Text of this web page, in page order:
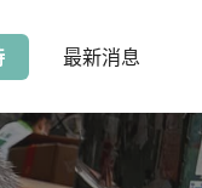
最新消息